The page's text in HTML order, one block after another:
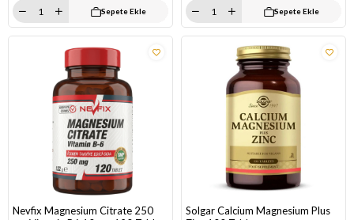
Sepete Ekle Sepete Ekle
Nevfix Magnesium Citrate 250
Solgar Calcium Magnesium Plus